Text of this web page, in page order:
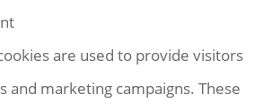
are used to provide visitors
and marketing campaigns. These